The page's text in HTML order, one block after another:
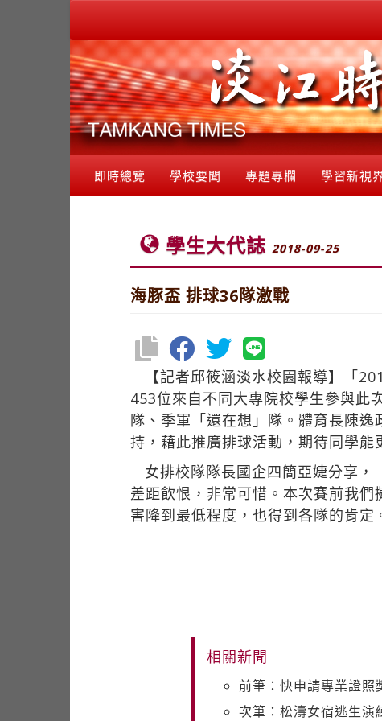
即時總覽 學校要聞 專題專欄 學習新視
學生大代誌 2018-09-25
海豚盃 排球36隊激戰
【記者邱筱涵淡水校園報導】「
453位來自不同大專院校學生參與此
隊、季軍「還在想」隊。體育長陳
持，藉此推廣排球活動，期待同學能
女排校隊隊長國企四簡亞婕分享
差距飲恨，非常可惜。本次賽前我
害降到最低程度，也得到各隊的肯定
相關新聞
前筆：快申請專業證照
次筆：松濤女宿逃生演